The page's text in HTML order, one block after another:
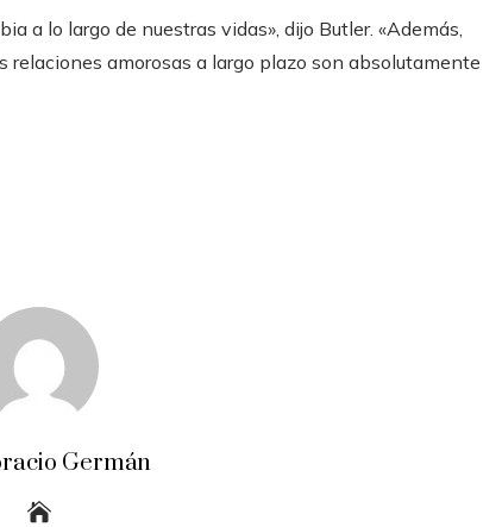
a lo largo de nuestras vidas», dijo Butler. «Además,
relaciones amorosas a largo plazo son absolutamente
Germán